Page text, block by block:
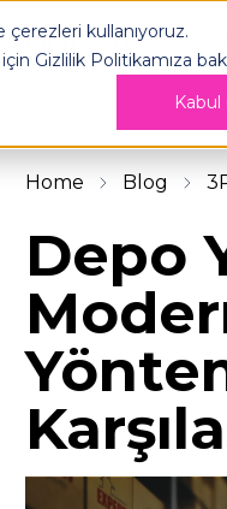
kullanıyoruz.
Gizlilik Politikamıza
TEKNOLOJİ
Home Blog
Depo